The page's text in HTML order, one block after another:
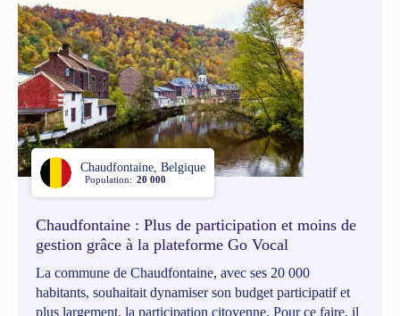
Chaudfontaine, Belgique
Population: 20 000
Chaudfontaine : Plus de participation et moins de
gestion grâce à la plateforme Go Vocal
La commune de Chaudfontaine, avec ses 20 000
habitants, souhaitait dynamiser son budget participatif et
plus largement, la participation citoyenne. Pour ce faire, il